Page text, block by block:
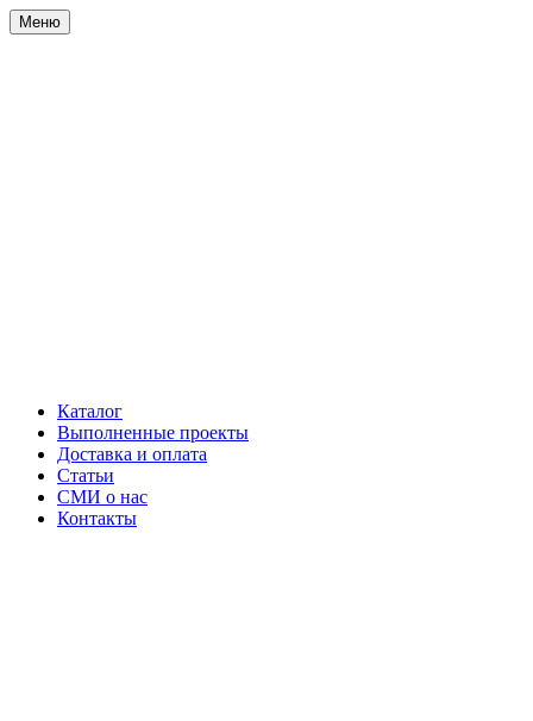
Меню
Каталог
Выполненные проекты
Доставка и оплата
Статьи
СМИ о нас
Контакты